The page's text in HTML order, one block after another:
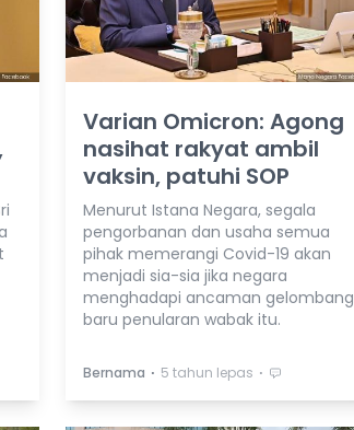
Varian Omicron: Agong
nasihat rakyat ambil
vaksin, patuhi SOP
Menurut Istana Negara, segala
pengorbanan dan usaha semua
pihak memerangi Covid-19 akan
menjadi sia-sia jika negara
menghadapi ancaman gelombang
baru penularan wabak itu.
Bernama ⋅ 5 tahun lepas ⋅